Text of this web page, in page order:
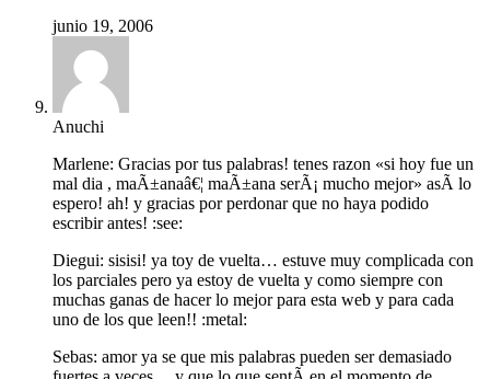
junio 19, 2006
Anuchi
Marlene: Gracias por tus palabras! tenes razon «si hoy fue un
mal dia , maÃ±anaâ€¦ maÃ±ana serÃ¡ mucho mejor» asÃ­ lo
espero! ah! y gracias por perdonar que no haya podido
escribir antes! :see:
Diegui: sisisi! ya toy de vuelta… estuve muy complicada con
los parciales pero ya estoy de vuelta y como siempre con
muchas ganas de hacer lo mejor para esta web y para cada
uno de los que leen!! :metal:
Sebas: amor ya se que mis palabras pueden ser demasiado